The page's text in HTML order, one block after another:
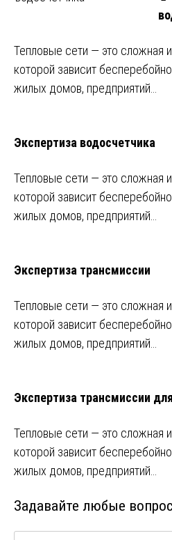
Тепловые сети — это сложная
которой зависит
жилых домов, предприятий…
Экспертиза водосчетчика
Тепловые сети — это сложная
которой зависит
жилых домов, предприятий…
Экспертиза трансмиссии
Тепловые сети — это сложная
которой зависит
жилых домов, предприятий…
Экспертиза трансмиссии
Тепловые сети — это сложная
которой зависит
жилых домов, предприятий…
Задавайте любые